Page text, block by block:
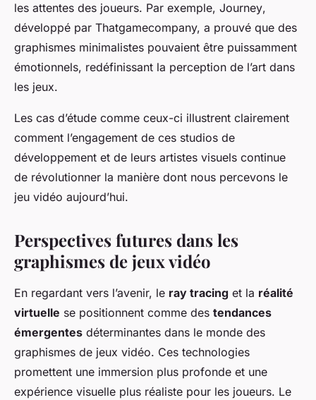
les attentes des joueurs. Par exemple, Journey,
développé par Thatgamecompany, a prouvé que des
graphismes minimalistes pouvaient être puissamment
émotionnels, redéfinissant la perception de l’art dans
les jeux.
Les cas d’étude comme ceux-ci illustrent clairement
comment l’engagement de ces studios de
développement et de leurs artistes visuels continue
de révolutionner la manière dont nous percevons le
jeu vidéo aujourd’hui.
Perspectives futures dans les
graphismes de jeux vidéo
En regardant vers l’avenir, le ray tracing et la réalité
virtuelle se positionnent comme des tendances
émergentes déterminantes dans le monde des
graphismes de jeux vidéo. Ces technologies
promettent une immersion plus profonde et une
expérience visuelle plus réaliste pour les joueurs. Le